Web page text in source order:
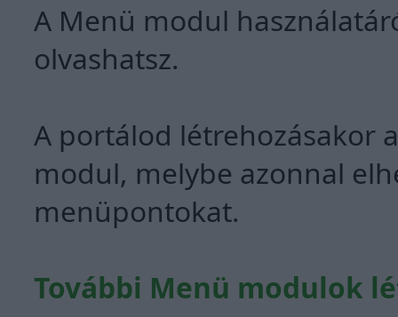
A Menü modul
olvashatsz.
A portálod létrehozásakor
modul, melybe azonnal
menüpontokat.
További Menü modulok